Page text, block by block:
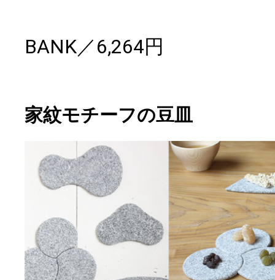
BANK／6,264円
家紋モチーフの豆皿